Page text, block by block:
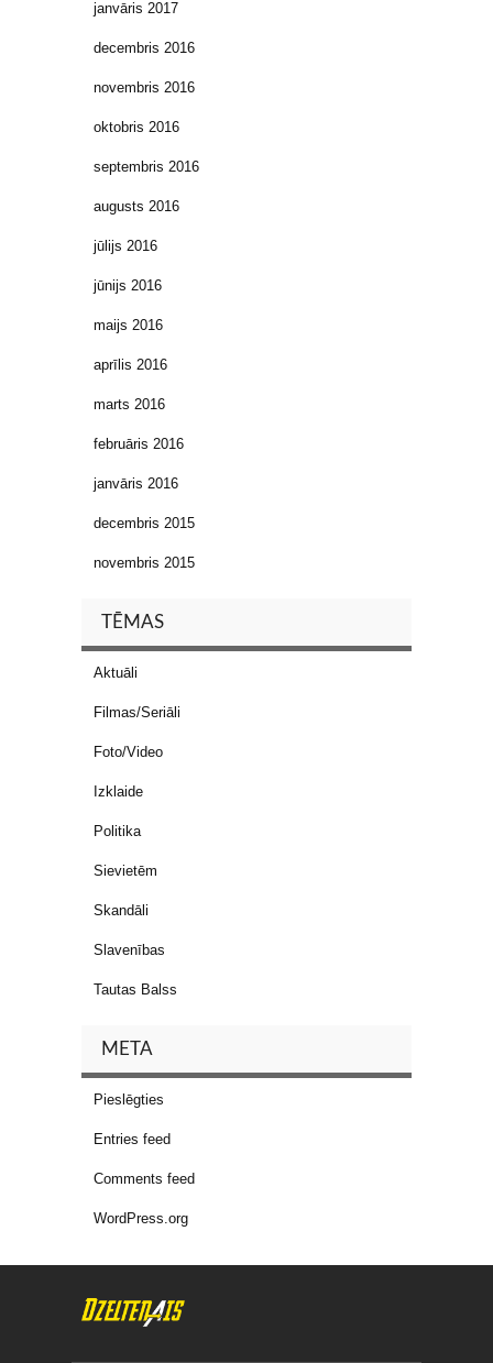
janvāris 2017
decembris 2016
novembris 2016
oktobris 2016
septembris 2016
augusts 2016
jūlijs 2016
jūnijs 2016
maijs 2016
aprīlis 2016
marts 2016
februāris 2016
janvāris 2016
decembris 2015
novembris 2015
TĒMAS
Aktuāli
Filmas/Seriāli
Foto/Video
Izklaide
Politika
Sievietēm
Skandāli
Slavenības
Tautas Balss
META
Pieslēgties
Entries feed
Comments feed
WordPress.org